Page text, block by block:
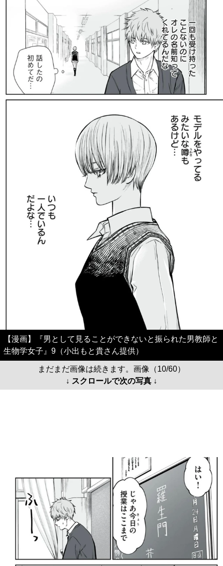
【漫画】『男として見ることができないと振られた男教師と
生物学女子』9（小出もと貴さん提供）
まだまだ画像は続きます。画像（10/60）
↓ スクロールで次の写真 ↓